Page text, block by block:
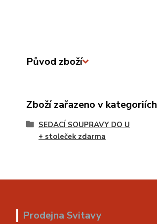
Původ zboží
Zboží zařazeno v kategoriích
SEDACÍ SOUPRAVY DO U
+ stoleček zdarma
Prodejna Svitavy